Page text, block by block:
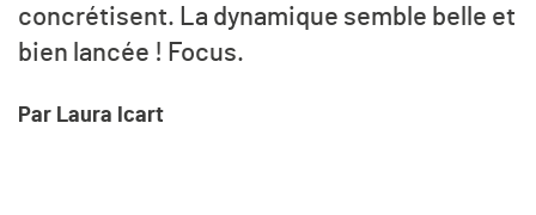
concrétisent. La dynamique semble belle et
bien lancée ! Focus.
Par Laura Icart